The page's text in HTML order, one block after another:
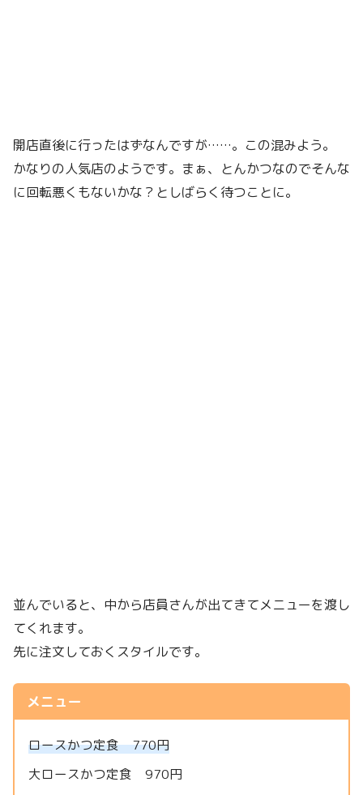
開店直後に行ったはずなんですが……。この混みよう。
かなりの人気店のようです。まぁ、とんかつなのでそんな
に回転悪くもないかな？としばらく待つことに。
並んでいると、中から店員さんが出てきてメニューを渡し
てくれます。
先に注文しておくスタイルです。
メニュー
ロースかつ定食 770円
大ロースかつ定食 970円